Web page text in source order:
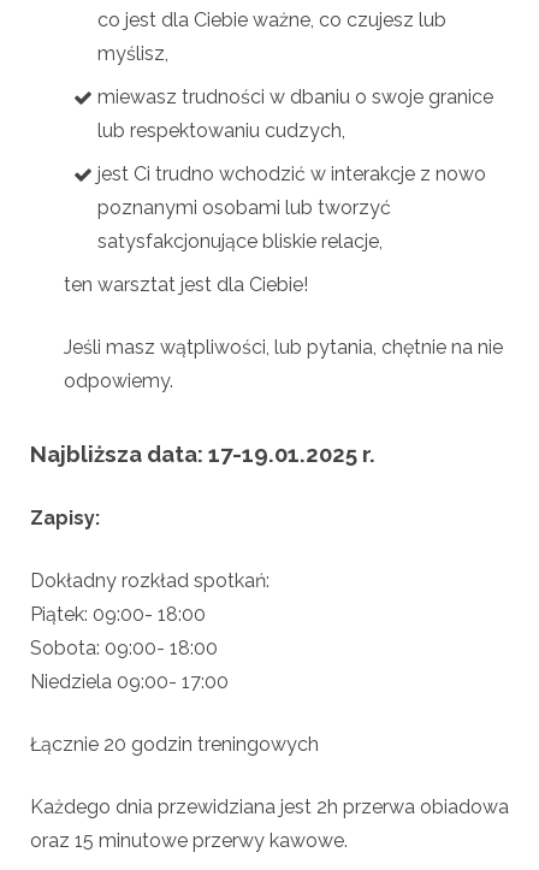
co jest dla Ciebie ważne, co czujesz lub
myślisz,
miewasz trudności w dbaniu o swoje granice
lub respektowaniu cudzych,
jest Ci trudno wchodzić w interakcje z nowo
poznanymi osobami lub tworzyć
satysfakcjonujące bliskie relacje,
ten warsztat jest dla Ciebie!
Jeśli masz wątpliwości, lub pytania, chętnie na nie
odpowiemy.
Najbliższa data: 17-19.01.2025 r.
Zapisy:
Dokładny rozkład spotkań:
Piątek: 09:00- 18:00
Sobota: 09:00- 18:00
Niedziela 09:00- 17:00
Łącznie 20 godzin treningowych
Każdego dnia przewidziana jest 2h przerwa obiadowa
oraz 15 minutowe przerwy kawowe.